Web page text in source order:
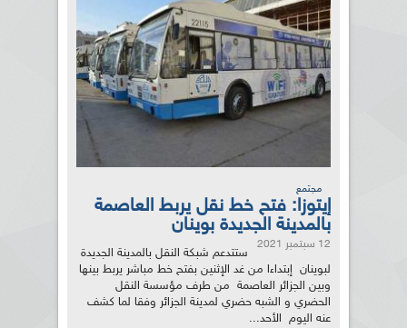
مجتمع
إيتوزا: فتح خط نقل يربط العاصمة
بالمدينة الجديدة بوينان
12 سبتمبر 2021
ستتدعم شبكة النقل بالمدينة الجديدة
لبوينان إبتداءا من غد الإثنين بفتح خط مباشر يربط بينها
وبين الجزائر العاصمة من طرف مؤسسة النقل
الحضري و الشبه حضري لمدينة الجزائر وفقا لما كشف
عنه اليوم الأحد...